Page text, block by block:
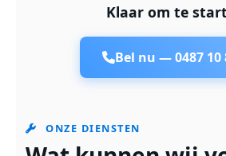
Klaar om te
Bel nu —0487 10
ONZE DIENSTEN